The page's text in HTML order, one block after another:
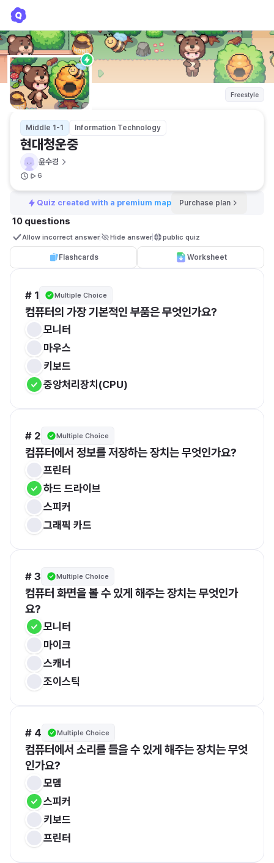
Freestyle
Middle 1-1 Information Technology
현대청운중
윤수경
6
Quiz created with a premium map Purchase plan
10 questions
Allow incorrect answer Hide answer public quiz
Flashcards Worksheet
# 1 Multiple Choice
컴퓨터의 가장 기본적인 부품은 무엇인가요?
모니터
마우스
키보드
중앙처리장치(CPU)
# 2 Multiple Choice
컴퓨터에서 정보를 저장하는 장치는 무엇인가요?
프린터
하드 드라이브
스피커
그래픽 카드
# 3 Multiple Choice
컴퓨터 화면을 볼 수 있게 해주는 장치는 무엇인가
요?
모니터
마이크
스캐너
조이스틱
# 4 Multiple Choice
컴퓨터에서 소리를 들을 수 있게 해주는 장치는 무엇
인가요?
모뎀
스피커
키보드
프린터